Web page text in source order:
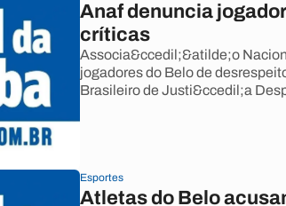
Anaf denuncia
críticas
Associa&ccedil;&atilde;o
jogadores do Belo de
Brasileiro de Justi&ccedil;a
Esportes
Atletas do Belo